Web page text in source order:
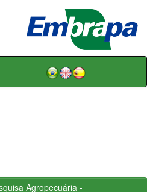
Agropecuária -